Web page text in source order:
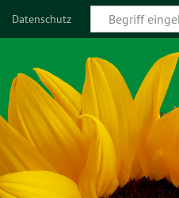
Datenschutz